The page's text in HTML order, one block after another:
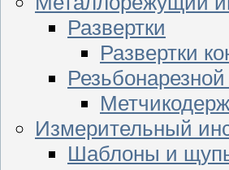
Развертки
Развертки
Измерительный
Шаблоны и